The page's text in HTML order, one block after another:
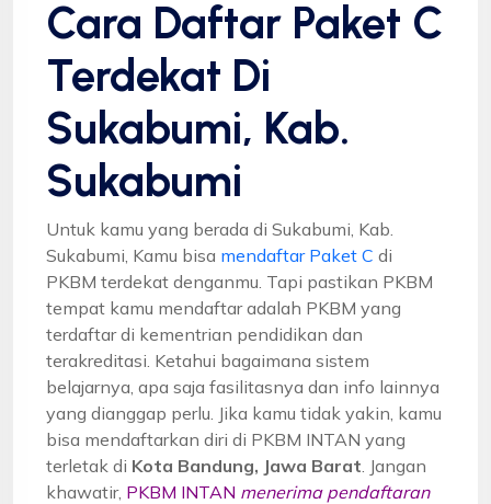
Cara Daftar Paket C
Terdekat Di
Sukabumi, Kab.
Sukabumi
Untuk kamu yang berada di Sukabumi, Kab.
Sukabumi, Kamu bisa mendaftar Paket C di
PKBM terdekat denganmu. Tapi pastikan PKBM
tempat kamu mendaftar adalah PKBM yang
terdaftar di kementrian pendidikan dan
terakreditasi. Ketahui bagaimana sistem
belajarnya, apa saja fasilitasnya dan info lainnya
yang dianggap perlu. Jika kamu tidak yakin, kamu
bisa mendaftarkan diri di PKBM INTAN yang
terletak di Kota Bandung, Jawa Barat . Jangan
khawatir, PKBM INTAN menerima pendaftaran